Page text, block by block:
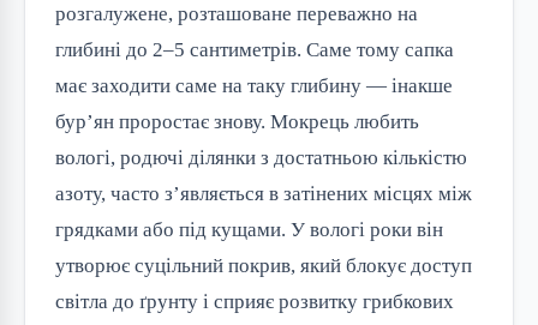
розгалужене, розташоване переважно на
глибині до 2–5 сантиметрів. Саме тому сапка
має заходити саме на таку глибину — інакше
бур’ян проростає знову. Мокрець любить
вологі, родючі ділянки з достатньою кількістю
азоту, часто з’являється в затінених місцях між
грядками або під кущами. У вологі роки він
утворює суцільний покрив, який блокує доступ
світла до ґрунту і сприяє розвитку грибкових